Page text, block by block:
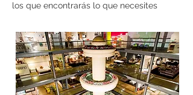
los que encontrarás lo que necesites